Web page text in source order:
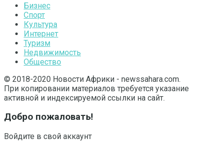
Бизнес
Спорт
Культура
Интернет
Туризм
Недвижимость
Общество
© 2018-2020 Новости Африки - newssahara.com.
При копировании материалов требуется указание
активной и индексируемой ссылки на сайт.
Добро пожаловать!
Войдите в свой аккаунт